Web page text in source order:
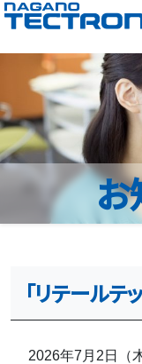
お
「リテールテ
2026年7月2日（